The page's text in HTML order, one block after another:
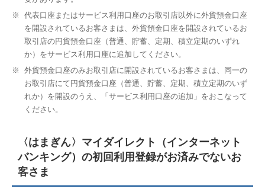
※
代表口座またはサービス利用口座のお取引店以外に外貨預金口座
を開設されているお客さまは、外貨預金口座を開設されているお
取引店の円貨預金口座（普通、貯蓄、定期、積立定期のいずれ
か）をサービス利用口座に追加してください。
※
外貨預金口座のみお取引店に開設されているお客さまは、同一の
お取引店にて円貨預金口座（普通、貯蓄、定期、積立定期のいず
れか）を開設のうえ、「サービス利用口座の追加」をおこなって
ください。
〈はまぎん〉マイダイレクト（インターネット
バンキング）の初回利用登録がお済みでないお
客さま